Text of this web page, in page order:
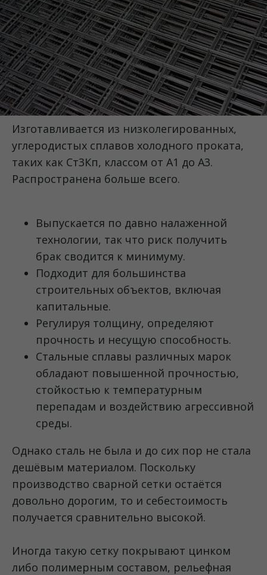
Изготавливается из низколегированных,
углеродистых сплавов холодного проката,
таких как Ст3Кп, классом от A1 до A3.
Распространена больше всего.
Выпускается по давно налаженной
технологии, так что риск получить
брак сводится к минимуму.
Подходит для большинства
строительных объектов, включая
капитальные.
Регулируя толщину, определяют
прочность и несущую способность.
Стальные сплавы различных марок
обладают повышенной прочностью,
стойкостью к температурным
перепадам и воздействию агрессивной
среды.
Однако сталь не была и до сих пор не стала
дешёвым материалом. Поскольку
производство сварной сетки остаётся
довольно дорогим, то и себестоимость
получается сравнительно высокой.
Иногда такую сетку покрывают цинком
либо полимерным составом, рельефная